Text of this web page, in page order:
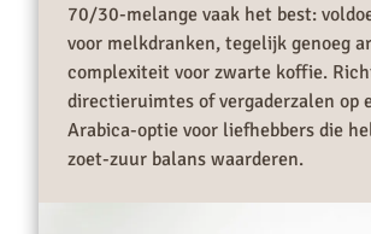
70/30-melange vaak het best:
voor melkdranken, tegelijk genoeg
complexiteit voor zwarte koffie.
directieruimtes of vergaderzalen op
Arabica-optie voor liefhebbers die
zoet-zuur balans waarderen.